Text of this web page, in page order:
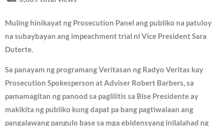
Muling hinikayat ng Prosecution Panel ang publiko na patuloy
na subaybayan ang impeachment trial ni Vice President Sara
Duterte.
Sa panayam ng programang Veritasan ng Radyo Veritas kay
Prosecution Spokesperson at Adviser Robert Barbers, sa
pamamagitan ng panood sa paglilitis sa Bise Presidente ay
makikita ng publiko kung dapat pa bang pagtiwalaan ang
pangalawang pangulo base sa mga ebidensyang inilalahad ng